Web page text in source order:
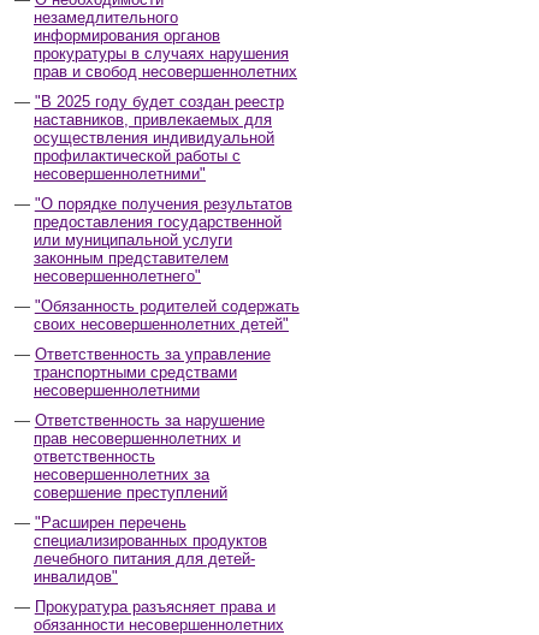
незамедлительного
информирования органов
прокуратуры в случаях нарушения
прав и свобод несовершеннолетних
"В 2025 году будет создан реестр
наставников, привлекаемых для
осуществления индивидуальной
профилактической работы с
несовершеннолетними"
"О порядке получения результатов
предоставления государственной
или муниципальной услуги
законным представителем
несовершеннолетнего"
"Обязанность родителей содержать
своих несовершеннолетних детей"
Ответственность за управление
транспортными средствами
несовершеннолетними
Ответственность за нарушение
прав несовершеннолетних и
ответственность
несовершеннолетних за
совершение преступлений
"Расширен перечень
специализированных продуктов
лечебного питания для детей-
инвалидов"
Прокуратура разъясняет права и
обязанности несовершеннолетних